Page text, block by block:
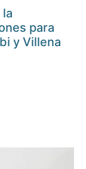
para
y Villena